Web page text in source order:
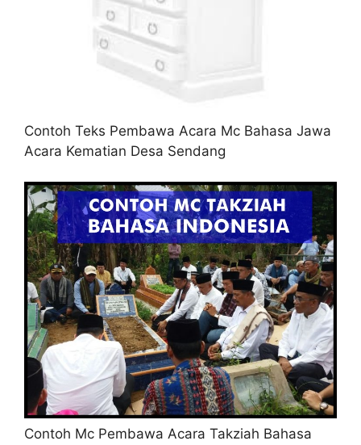
Contoh Teks Pembawa Acara Mc Bahasa Jawa
Acara Kematian Desa Sendang
Contoh Mc Pembawa Acara Takziah Bahasa